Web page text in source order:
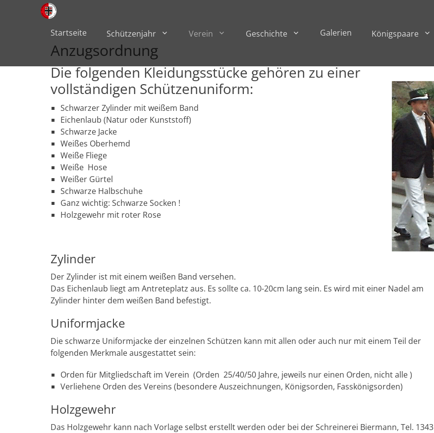
zum
Inhalt
überspringen
Primärmenü
Startseite Schützenjahr Verein Geschichte Galerien Königspaare
Anzugsordnung
Die folgenden Kleidungsstücke gehören zu einer
vollständigen Schützenuniform:
Schwarzer Zylinder mit weißem Band
Eichenlaub (Natur oder Kunststoff)
Schwarze Jacke
Weißes Oberhemd
Weiße Fliege
Weiße Hose
Weißer Gürtel
Schwarze Halbschuhe
Ganz wichtig: Schwarze Socken !
Holzgewehr mit roter Rose
Zylinder
Der Zylinder ist mit einem weißen Band versehen.
Das Eichenlaub liegt am Antreteplatz aus. Es sollte ca. 10-20cm lang sein. Es wird mit einer Nadel am
Zylinder hinter dem weißen Band befestigt.
Uniformjacke
Die schwarze Uniformjacke der einzelnen Schützen kann mit allen oder auch nur mit einem Teil der
folgenden Merkmale ausgestattet sein:
Orden für Mitgliedschaft im Verein (Orden 25/40/50 Jahre, jeweils nur einen Orden, nicht alle )
Verliehene Orden des Vereins (besondere Auszeichnungen, Königsorden, Fasskönigsorden)
Holzgewehr
Das Holzgewehr kann nach Vorlage selbst erstellt werden oder bei der Schreinerei Biermann, Tel. 1343